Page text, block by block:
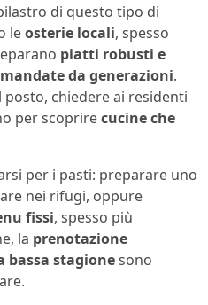
di questo tipo di
leosterie locali, spesso
piatti robusti e
da generazioni.
posto, chiedere ai residenti
per scoprirecucine che
per i pasti: preparare uno
nei rifugi, oppure
fissi, spesso più
la prenotazione
bassa stagionesono